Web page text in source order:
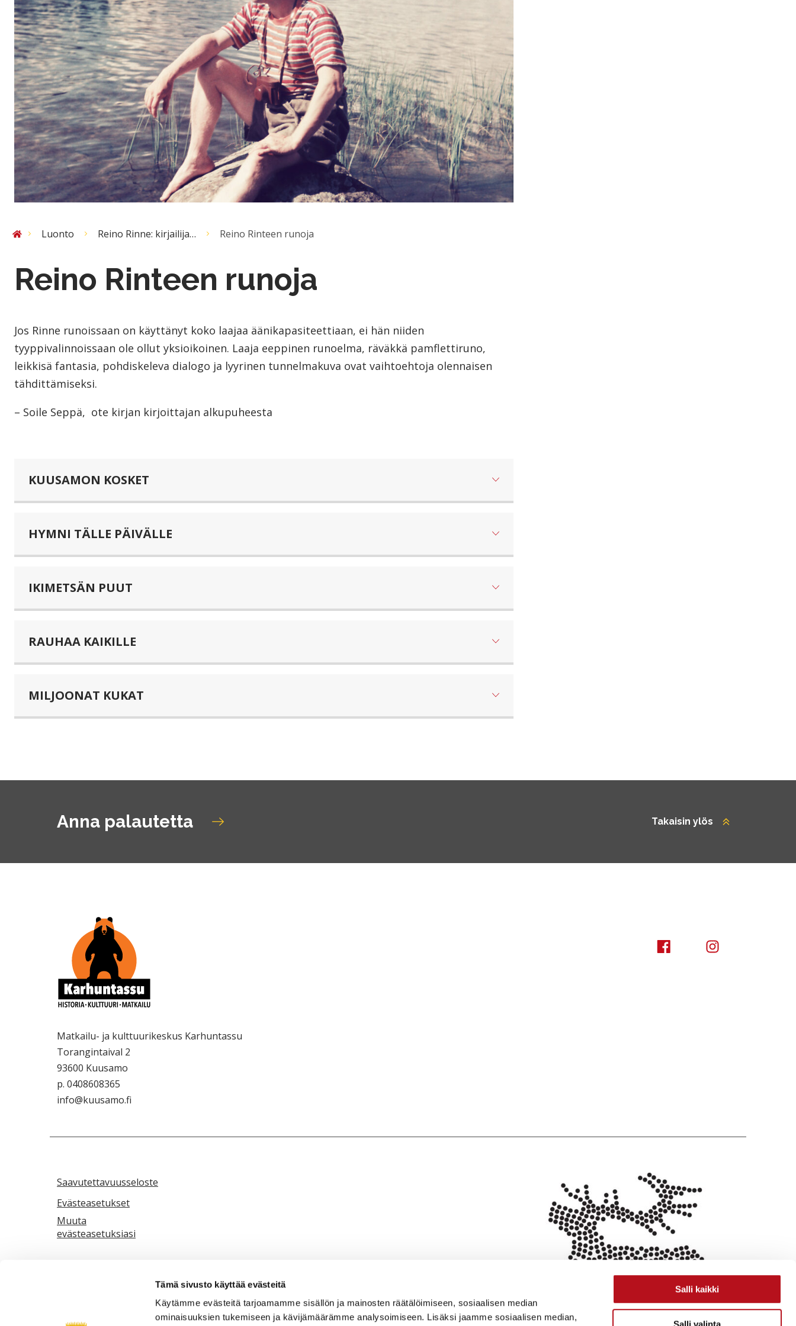
Tämä sivusto käyttää evästeitä
Käytämme evästeitä tarjoamamme sisällön ja mainosten räätälöimiseen, sosiaalisen median
ominaisuuksien tukemiseen ja kävijämäärämme analysoimiseen. Lisäksi jaamme sosiaalisen median,
Salli kaikki
Salli valinta
EtusivuLuonto Reino Rinne: kirjailija… Reino Rinteen runoja
Reino Rinteen runoja
Jos Rinne runoissaan on käyttänyt koko laajaa äänikapasiteettiaan, ei hän niiden
tyyppivalinnoissaan ole ollut yksioikoinen. Laaja eeppinen runoelma, räväkkä pamflettiruno,
leikkisä fantasia, pohdiskeleva dialogo ja lyyrinen tunnelmakuva ovat vaihtoehtoja olennaisen
tähdittämiseksi.
– Soile Seppä, ote kirjan kirjoittajan alkupuheesta
KUUSAMON KOSKET
HYMNI TÄLLE PÄIVÄLLE
IKIMETSÄN PUUT
RAUHAA KAIKILLE
MILJOONAT KUKAT
Anna palautetta Takaisin ylös
Matkailu- ja kulttuurikeskus Karhuntassu
Torangintaival 2
93600 Kuusamo
p. 0408608365
info@kuusamo.fi
Kuusamo Karhuntassu
Kuusamo
Saavutettavuusseloste
Evästeasetukset
Muuta
evästeasetuksiasi